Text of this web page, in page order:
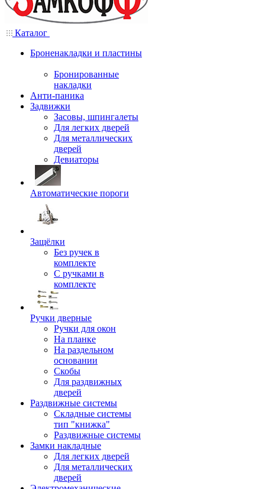
Каталог
Броненакладки и пластины
Бронированные
накладки
Анти-паника
Задвижки
Засовы, шпингалеты
Для легких дверей
Для металлических
дверей
Девиаторы
Автоматические пороги
Защёлки
Без ручек в
комплекте
С ручками в
комплекте
Ручки дверные
Ручки для окон
На планке
На раздельном
основании
Скобы
Для раздвижных
дверей
Раздвижные системы
Складные системы
тип "книжка"
Раздвижные системы
Замки накладные
Для легких дверей
Для металлических
дверей